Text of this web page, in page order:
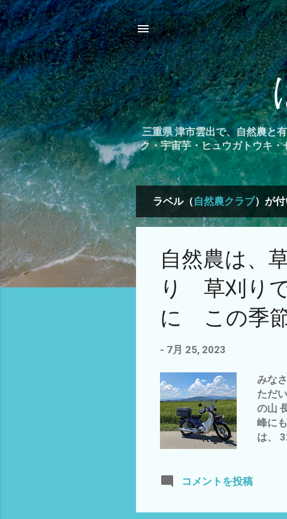
三重県 津市雲出で、自然農と
ク・宇宙芋・ヒュウガトウキ
稿
ラベル（自然農クラブ）が
自然農は、
り 草刈り
に この季
- 7月 25, 2023
みな
ただ
の山
峰に
は、
16,
コメントを投稿